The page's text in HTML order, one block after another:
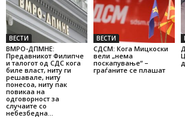
ВЕСТИ
ВМРО-ДПМНЕ:
Предавникот Филипче
и талогот од СДС кога
биле власт, ниту ги
решавале, ниту
понесоа, ниту пак
повикаа на
одговорност за
случаите со
небезбедна...
ВЕСТИ
СДСМ: Кога Мицкоски
вели „нема
поскапување“ –
граѓаните се плашат